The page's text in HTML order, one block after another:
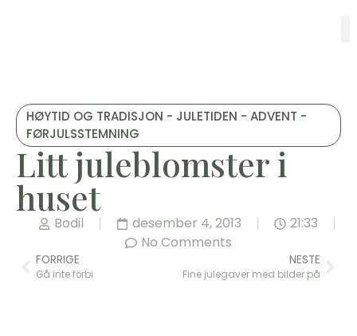
HØYTID OG TRADISJON - JULETIDEN - ADVENT -
FØRJULSSTEMNING
Litt juleblomster i
huset
Bodil desember 4, 2013
21:33
No Comments
FORRIGE
Gå inte förbi
NESTE
Fine julegaver med bilder på